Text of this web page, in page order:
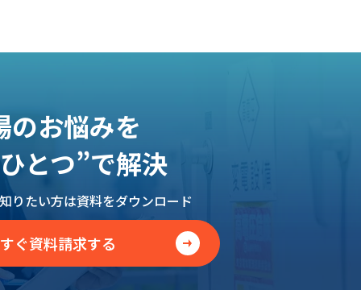
のお悩みを
とつ”で解決
りたい方は資料をダウンロード
ぐ資料請求する